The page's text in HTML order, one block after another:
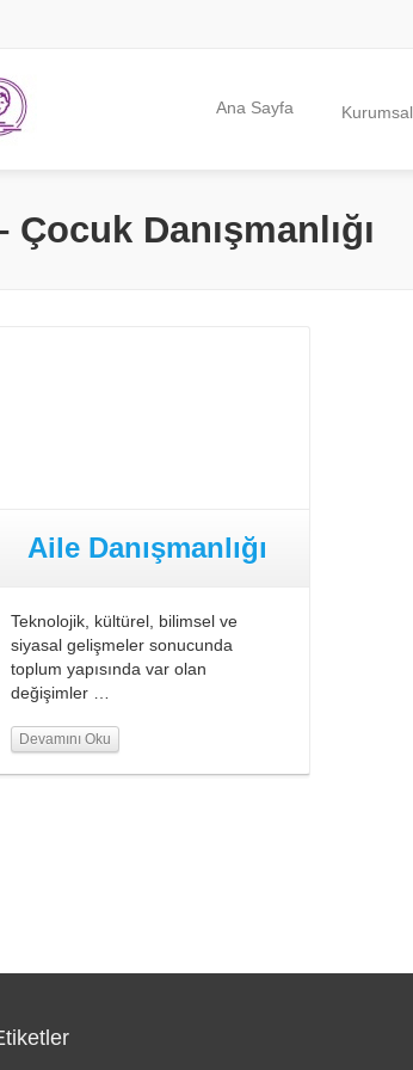
Ana Sayfa Kurumsal
Danışmanlığı
Aile Danışmanlığı
Teknolojik, kültürel, bilimsel ve
siyasal gelişmeler sonucunda
toplum yapısında var olan
değişimler …
Devamını Oku